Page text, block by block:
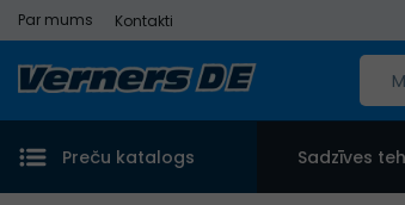
Par mums Kontakti
Preču katalogs Sadzīves